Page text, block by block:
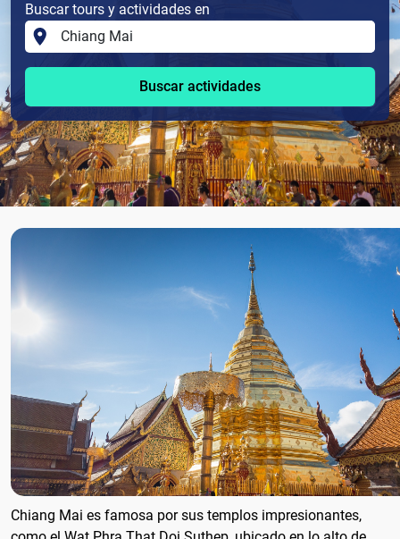
Buscar tours y actividades en
Buscar actividades
Chiang Mai es famosa por sus templos impresionantes,